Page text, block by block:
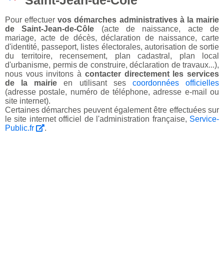
Pour effectuervos démarches administratives à la mairie
de Saint-Jean-de-Côle (acte de naissance, acte de
mariage, acte de décès, déclaration de naissance, carte
d'identité, passeport, listes électorales, autorisation de sortie
du territoire, recensement, plan cadastral, plan local
d'urbanisme, permis de construire, déclaration de travaux...),
nous vous invitons à contacter directement les services
de la mairie en utilisant ses coordonnées officielles
(adresse postale, numéro de téléphone, adresse e-mail ou
site internet).
Certaines démarches peuvent également être effectuées sur
le site internet officiel de l'administration française, Service-
Public.fr
.